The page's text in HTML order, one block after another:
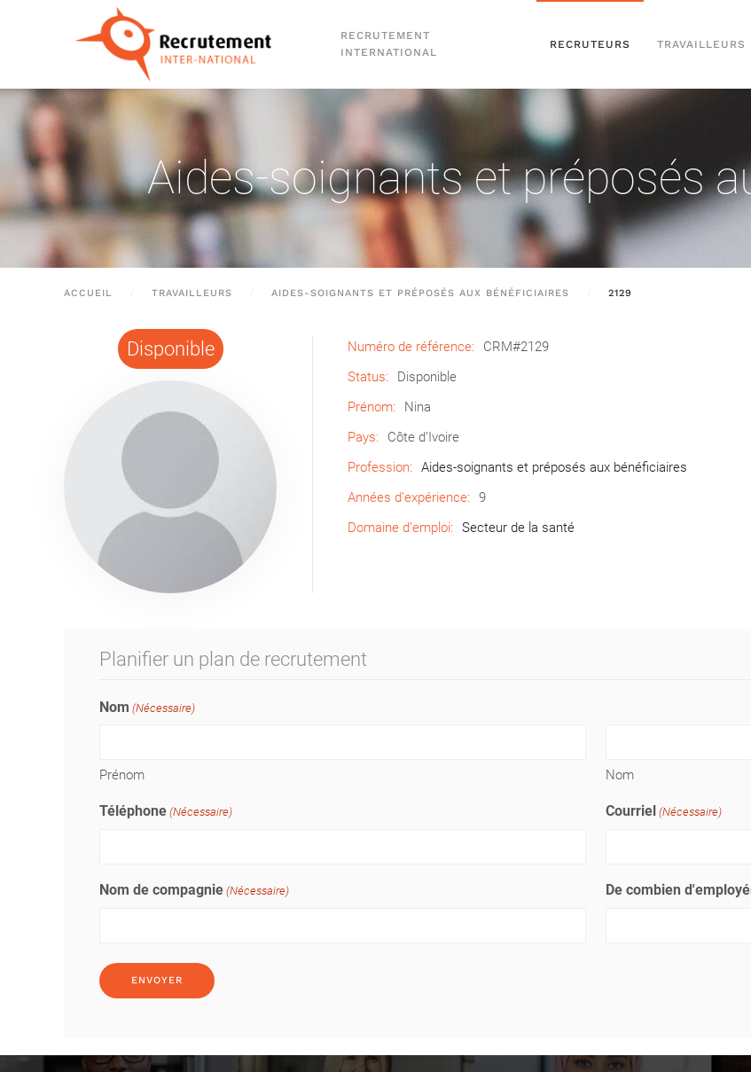
Passer au contenu principal
RECRUTEMENT
INTERNATIONAL
RECRUTEURS TRAVAILLEURS
Aides-soignants et préposés
ACCUEIL TRAVAILLEURS AIDES-SOIGNANTS ET PRÉPOSÉS AUX BÉNÉFICIAIRES 2129
Disponible Numéro de référence:
CRM#2129
Status:
Disponible
Prénom:
Nina
Pays:
Côte d’Ivoire
Profession:
Aides-soignants et préposés aux bénéficiaires
Années d’expérience:
9
Domaine d’emploi:
Secteur de la santé
Planifier un plan de recrutement
Nom (Nécessaire)
Prénom Nom
Téléphone (Nécessaire) Courriel (Nécessaire)
Nom de compagnie (Nécessaire) De combien